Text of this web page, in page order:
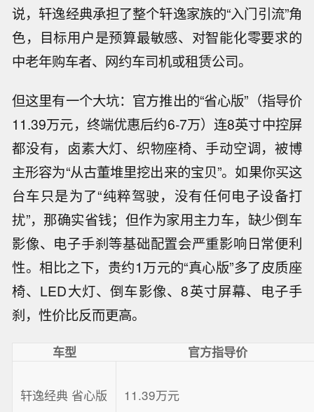
说，轩逸经典承担了整个轩逸家族的“入门引流”角
色，目标用户是预算最敏感、对智能化零要求的
中老年购车者、网约车司机或租赁公司。
但这里有一个大坑：官方推出的“省心版”（指导价
11.39万元，终端优惠后约6-7万）连8英寸中控屏
都没有，卤素大灯、织物座椅、手动空调，被博
主形容为“从古董堆里挖出来的宝贝”。如果你买这
台车只是为了“纯粹驾驶，没有任何电子设备打
扰”，那确实省钱；但作为家用主力车，缺少倒车
影像、电子手刹等基础配置会严重影响日常便利
性。相比之下，贵约1万元的“真心版”多了皮质座
椅、LED大灯、倒车影像、8英寸屏幕、电子手
刹，性价比反而更高。
车型 官方指导价
轩逸经典 省心版 11.39万元